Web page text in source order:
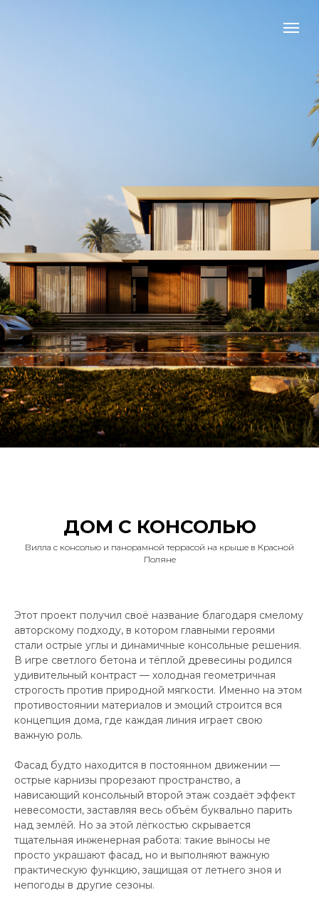
ДОМ С КОНСОЛЬЮ
Вилла с консолью и панорамной террасой на крыше в Красной
Поляне
Этот проект получил своё название благодаря смелому
авторскому подходу, в котором главными героями
стали острые углы и динамичные консольные решения.
В игре светлого бетона и тёплой древесины родился
удивительный контраст — холодная геометричная
строгость против природной мягкости. Именно на этом
противостоянии материалов и эмоций строится вся
концепция дома, где каждая линия играет свою
важную роль.
Фасад будто находится в постоянном движении —
острые карнизы прорезают пространство, а
нависающий консольный второй этаж создаёт эффект
невесомости, заставляя весь объём буквально парить
над землёй. Но за этой лёгкостью скрывается
тщательная инженерная работа: такие выносы не
просто украшают фасад, но и выполняют важную
практическую функцию, защищая от летнего зноя и
непогоды в другие сезоны.